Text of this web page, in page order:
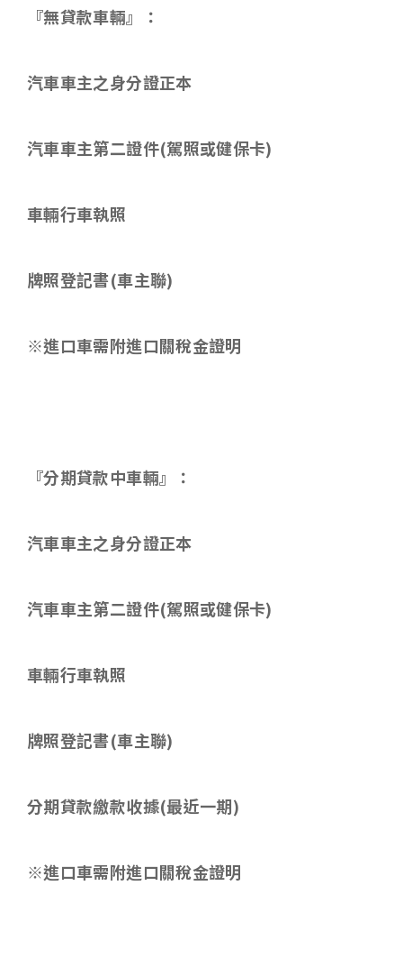
『無貸款車輛』：
汽車車主之身分證正本
汽車車主第二證件(駕照或健保卡)
車輛行車執照
牌照登記書(車主聯)
※進口車需附進口關稅金證明
『分期貸款中車輛』：
汽車車主之身分證正本
汽車車主第二證件(駕照或健保卡)
車輛行車執照
牌照登記書(車主聯)
分期貸款繳款收據(最近一期)
※進口車需附進口關稅金證明